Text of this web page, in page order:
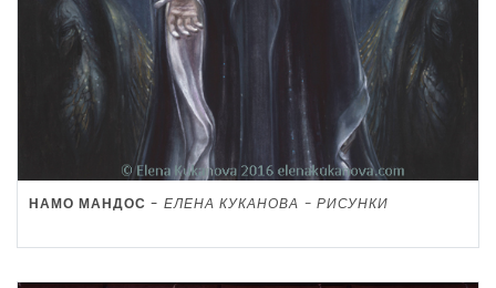
НАМО МАНДОС - ЕЛЕНА КУКАНОВА - РИСУНКИ